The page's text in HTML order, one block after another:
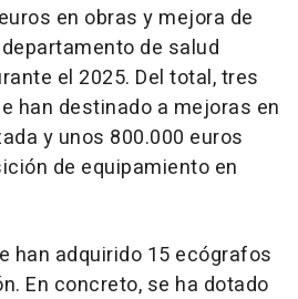
en obras y mejora de
de salud
el 2025. Del total, tres
han destinado a mejoras en
y unos 800.000 euros
de equipamiento en
han adquirido 15 ecógrafos
En concreto, se ha dotado